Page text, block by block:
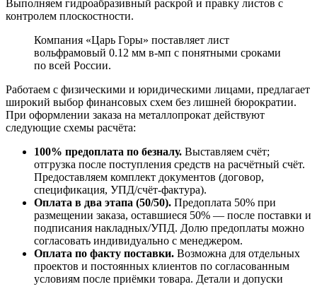
Выполняем гидроабразивный раскрой и правку листов с
контролем плоскостности.
Компания «Царь Горы» поставляет лист
вольфрамовый 0.12 мм в-мп с понятными сроками
по всей России.
Работаем с физическими и юридическими лицами, предлагает
широкий выбор финансовых схем без лишней бюрократии.
При оформлении заказа на металлопрокат действуют
следующие схемы расчёта:
100% предоплата по безналу. Выставляем счёт;
отгрузка после поступления средств на расчётный счёт.
Предоставляем комплект документов (договор,
спецификация, УПД/счёт-фактура).
Оплата в два этапа (50/50). Предоплата 50% при
размещении заказа, оставшиеся 50% — после поставки и
подписания накладных/УПД. Долю предоплаты можно
согласовать индивидуально с менеджером.
Оплата по факту поставки. Возможна для отдельных
проектов и постоянных клиентов по согласованным
условиям после приёмки товара. Детали и допуски